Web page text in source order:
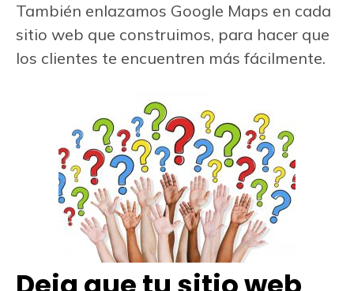
También enlazamos Google Maps en cada
sitio web que construimos, para hacer que
los clientes te encuentren más fácilmente.